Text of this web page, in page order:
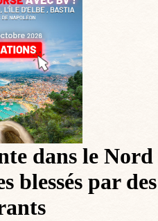
dans le Nord
blessés par des